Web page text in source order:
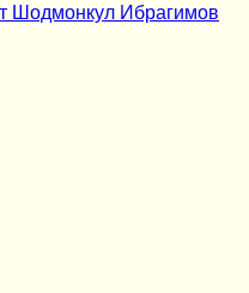
Шодмонкул Ибрагимов